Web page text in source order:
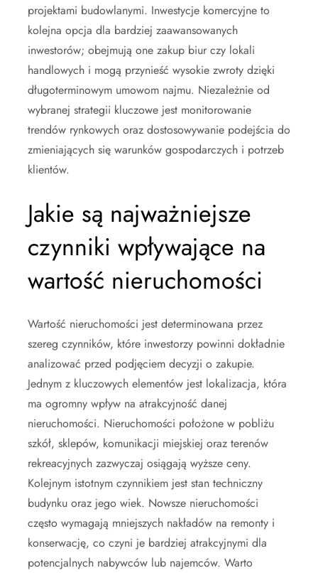
projektami budowlanymi. Inwestycje komercyjne to
kolejna opcja dla bardziej zaawansowanych
inwestorów; obejmują one zakup biur czy lokali
handlowych i mogą przynieść wysokie zwroty dzięki
długoterminowym umowom najmu. Niezależnie od
wybranej strategii kluczowe jest monitorowanie
trendów rynkowych oraz dostosowywanie podejścia do
zmieniających się warunków gospodarczych i potrzeb
klientów.
Jakie są najważniejsze
czynniki wpływające na
wartość nieruchomości
Wartość nieruchomości jest determinowana przez
szereg czynników, które inwestorzy powinni dokładnie
analizować przed podjęciem decyzji o zakupie.
Jednym z kluczowych elementów jest lokalizacja, która
ma ogromny wpływ na atrakcyjność danej
nieruchomości. Nieruchomości położone w pobliżu
szkół, sklepów, komunikacji miejskiej oraz terenów
rekreacyjnych zazwyczaj osiągają wyższe ceny.
Kolejnym istotnym czynnikiem jest stan techniczny
budynku oraz jego wiek. Nowsze nieruchomości
często wymagają mniejszych nakładów na remonty i
konserwację, co czyni je bardziej atrakcyjnymi dla
potencjalnych nabywców lub najemców. Warto